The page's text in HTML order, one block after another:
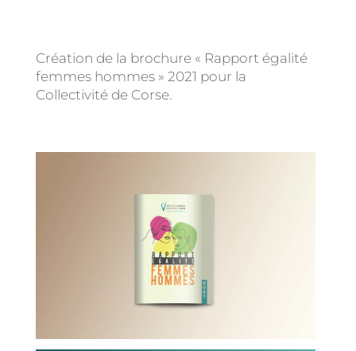
Création de la brochure « Rapport égalité
femmes hommes » 2021 pour la
Collectivité de Corse.